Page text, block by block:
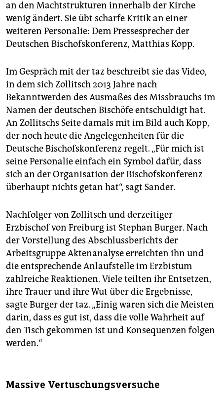
an den Machtstrukturen innerhalb der Kirche
wenig ändert. Sie übt scharfe Kritik an einer
weiteren Personalie: Dem Pressesprecher der
Deutschen Bischofskonferenz, Matthias Kopp.
Im Gespräch mit der taz beschreibt sie das Video,
in dem sich Zollitsch 2013 Jahre nach
Bekanntwerden des Ausmaßes des Missbrauchs im
Namen der deutschen Bischöfe entschuldigt hat.
An Zollitschs Seite damals mit im Bild auch Kopp,
der noch heute die Angelegenheiten für die
Deutsche Bischofskonferenz regelt. „Für mich ist
seine Personalie einfach ein Symbol dafür, dass
sich an der Organisation der Bischofskonferenz
überhaupt nichts getan hat“, sagt Sander.
Nachfolger von Zollitsch und derzeitiger
Erzbischof von Freiburg ist Stephan Burger. Nach
der Vorstellung des Abschlussberichts der
Arbeitsgruppe Aktenanalyse erreichten ihn und
die entsprechende Anlaufstelle im Erzbistum
zahlreiche Reaktionen. Viele teilten ihr Entsetzen,
ihre Trauer und ihre Wut über die Ergebnisse,
sagte Burger der taz. „Einig waren sich die Meisten
darin, dass es gut ist, dass die volle Wahrheit auf
den Tisch gekommen ist und Konsequenzen folgen
werden.“
Massive Vertuschungsversuche